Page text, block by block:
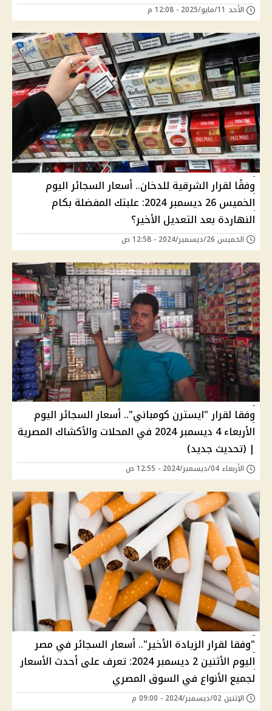
الأحد 11/مايو/2025 - 12:08 م
وفقًا لقرار الشرقية للدخان.. أسعار السجائر اليوم
الخميس 26 ديسمبر 2024: علبتك المفضلة بكام
النهاردة بعد التعديل الأخير؟
الخميس 26/ديسمبر/2024 - 12:58 ص
وفقا لقرار "ايسترن كومباني".. أسعار السجائر اليوم
الأربعاء 4 ديسمبر 2024 في المحلات والأكشاك المصرية
| (تحديث جديد)
الأربعاء 04/ديسمبر/2024 - 12:55 ص
"وفقا لقرار الزيادة الأخير".. أسعار السجائر في مصر
اليوم الأثنين 2 ديسمبر 2024: تعرف على أحدث الأسعار
لجميع الأنواع في السوق المصري
الإثنين 02/ديسمبر/2024 - 09:00 م